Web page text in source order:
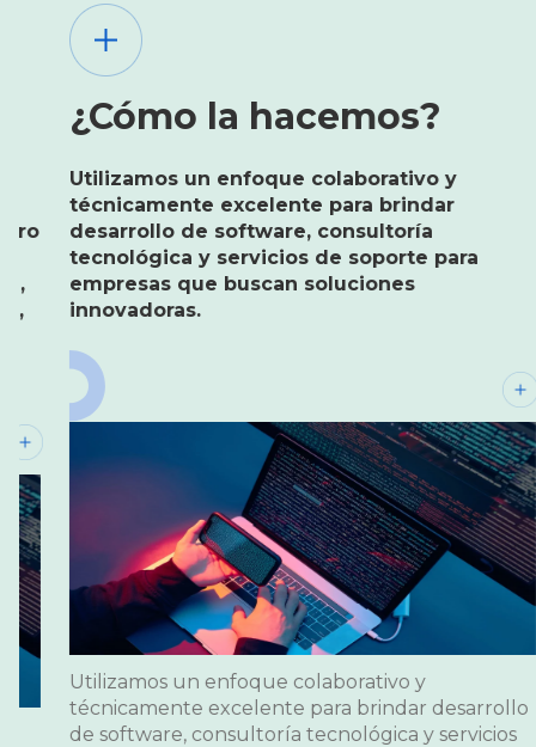
hacemos?
transformador de la
el crecimiento
operativa. Nuestro
a las empresas a
el Nearshoring de TI,
personalizadas,
ser un socio confiable y
¿Cómo la
Utilizamos un
técnicamente
desarrollo de
tecnológica y
empresas que
Utilizamos un
técnicamente
de software,